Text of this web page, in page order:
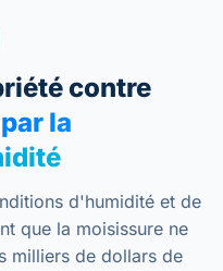
contre
la
d'humidité et de
que la moisissure ne
milliers de dollars de